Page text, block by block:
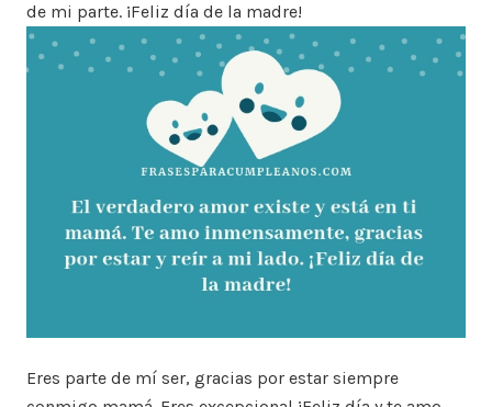
de mi parte. ¡Feliz día de la madre!
Eres parte de mí ser, gracias por estar siempre